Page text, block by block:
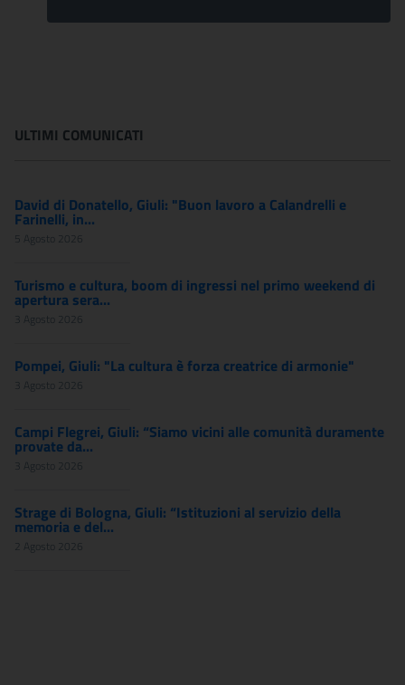
ULTIMI COMUNICATI
David di Donatello, Giuli: "Buon lavoro a Calandrelli e
Farinelli, in...
5 Agosto 2026
Turismo e cultura, boom di ingressi nel primo weekend di
apertura sera...
3 Agosto 2026
Pompei, Giuli: "La cultura è forza creatrice di armonie"
3 Agosto 2026
Campi Flegrei, Giuli: “Siamo vicini alle comunità duramente
provate da...
3 Agosto 2026
Strage di Bologna, Giuli: “Istituzioni al servizio della
memoria e del...
2 Agosto 2026